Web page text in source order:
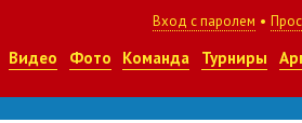
Вход с паролем •
Видео Фото Команда Турниры